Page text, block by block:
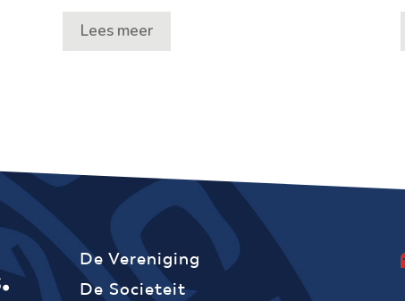
Lees meer
De Vereniging
De Societeit